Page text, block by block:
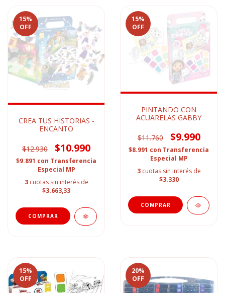
15%
OFF
CREA TUS HISTORIAS -
ENCANTO
$12.930 $10.990
$9.891 con Transferencia
Especial MP
3 cuotas sin interés de
$3.663,33
15%
OFF
PINTANDO CON
ACUARELAS GABBY
$11.760 $9.990
$8.991 con Transferencia
Especial MP
3 cuotas sin interés de
$3.330
15%
OFF
20%
OFF